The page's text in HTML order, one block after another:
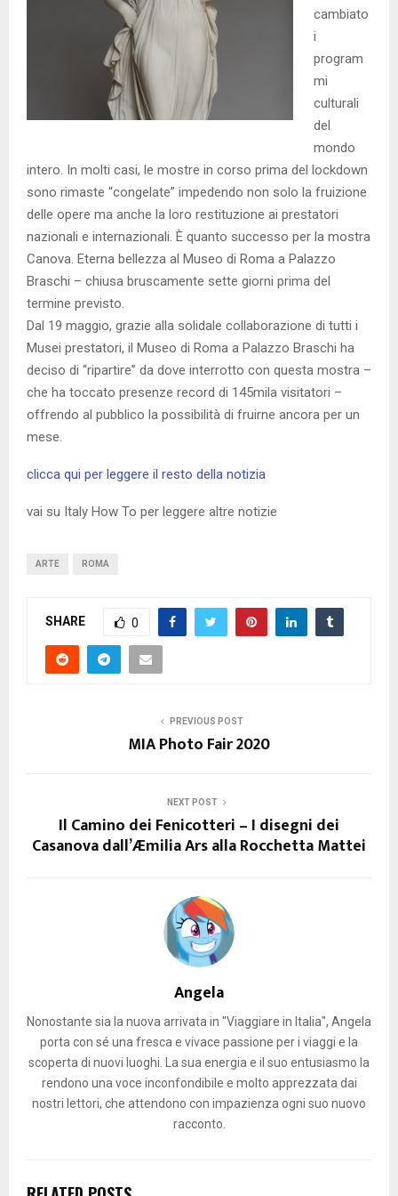
cambiato
i
program
mi
culturali
del
mondo
intero. In molti casi, le mostre in corso prima del lockdown
sono rimaste “congelate” impedendo non solo la fruizione
delle opere ma anche la loro restituzione ai prestatori
nazionali e internazionali. È quanto successo per la mostra
Canova. Eterna bellezza al Museo di Roma a Palazzo
Braschi – chiusa bruscamente sette giorni prima del
termine previsto.
Dal 19 maggio, grazie alla solidale collaborazione di tutti i
Musei prestatori, il Museo di Roma a Palazzo Braschi ha
deciso di “ripartire” da dove interrotto con questa mostra –
che ha toccato presenze record di 145mila visitatori –
offrendo al pubblico la possibilità di fruirne ancora per un
mese.
clicca qui per leggere il resto della notizia
vai su Italy How To per leggere altre notizie
ARTE ROMA
SHARE 0
PREVIOUS POST
MIA Photo Fair 2020
NEXT POST
Il Camino dei Fenicotteri – I disegni dei
Casanova dall’Æmilia Ars alla Rocchetta Mattei
Angela
Nonostante sia la nuova arrivata in "Viaggiare in Italia", Angela
porta con sé una fresca e vivace passione per i viaggi e la
scoperta di nuovi luoghi. La sua energia e il suo entusiasmo la
rendono una voce inconfondibile e molto apprezzata dai
nostri lettori, che attendono con impazienza ogni suo nuovo
racconto.